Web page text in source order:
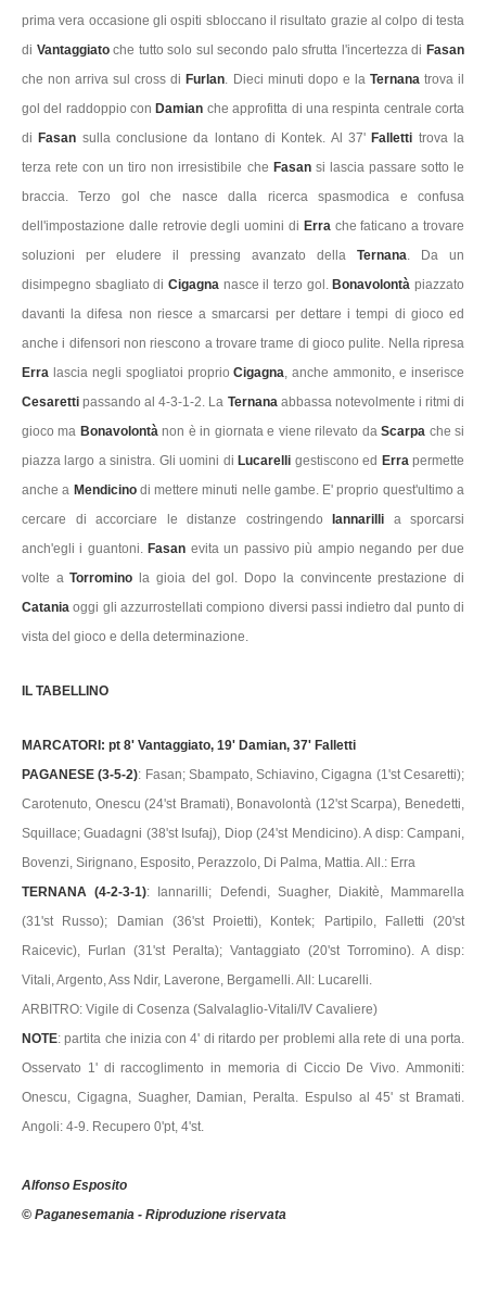
prima vera occasione gli ospiti sbloccano il risultato grazie al colpo di testa
di Vantaggiatoche tutto solo sul secondo palo sfrutta l'incertezza di Fasan
che non arriva sul cross di Furlan. Dieci minuti dopo e la Ternana trova il
gol del raddoppio con Damian che approfitta di una respinta centrale corta
di Fasan sulla conclusione da lontano di Kontek. Al 37' Falletti trova la
terza rete con un tiro non irresistibile che Fasan si lascia passare sotto le
braccia. Terzo gol che nasce dalla ricerca spasmodica e confusa
dell'impostazione dalle retrovie degli uomini di Erra che faticano a trovare
soluzioni per eludere il pressing avanzato della Ternana. Da un
disimpegno sbagliato di Cigagna nasce il terzo gol. Bonavolontàpiazzato
davanti la difesa non riesce a smarcarsi per dettare i tempi di gioco ed
anche i difensori non riescono a trovare trame di gioco pulite. Nella ripresa
Erra lascia negli spogliatoi proprioCigagna, anche ammonito, e inserisce
Cesarettipassando al 4-3-1-2. La Ternana abbassa notevolmente i ritmi di
gioco ma Bonavolontànon è in giornata e viene rilevato daScarpa che si
piazza largo a sinistra. Gli uomini di Lucarelli gestiscono ed Errapermette
anche a Mendicino di mettere minuti nelle gambe. E' proprio quest'ultimo a
cercare di accorciare le distanze costringendo
Iannarilli a sporcarsi
anch'egli i guantoni. Fasan evita un passivo più ampio negando per due
volte aTorromino
la gioia del gol. Dopo la convincente prestazione di
Cataniaoggi gli azzurrostellati compiono diversi passi indietro dal punto di
vista del gioco e della determinazione.
IL TABELLINO
MARCATORI: pt 8' Vantaggiato, 19' Damian, 37' Falletti
PAGANESE (3-5-2): Fasan; Sbampato, Schiavino, Cigagna (1'st Cesaretti);
Carotenuto, Onescu (24'st Bramati), Bonavolontà (12'st Scarpa), Benedetti,
Squillace; Guadagni (38'st Isufaj), Diop (24'st Mendicino). A disp: Campani,
Bovenzi, Sirignano, Esposito, Perazzolo, Di Palma, Mattia. All.: Erra
TERNANA (4-2-3-1): Iannarilli; Defendi, Suagher, Diakitè, Mammarella
(31'st Russo); Damian (36'st Proietti), Kontek; Partipilo, Falletti (20'st
Raicevic), Furlan (31'st Peralta); Vantaggiato (20'st Torromino). A disp:
Vitali, Argento, Ass Ndir, Laverone, Bergamelli. All: Lucarelli.
ARBITRO: Vigile di Cosenza (Salvalaglio-Vitali/IV Cavaliere)
NOTE: partita che inizia con 4' di ritardo per problemi alla rete di una porta.
Osservato 1' di raccoglimento in memoria di Ciccio De Vivo. Ammoniti:
Onescu, Cigagna, Suagher, Damian, Peralta. Espulso al 45' st Bramati.
Angoli: 4-9. Recupero 0'pt, 4'st.
Alfonso Esposito
© Paganesemania - Riproduzione riservata